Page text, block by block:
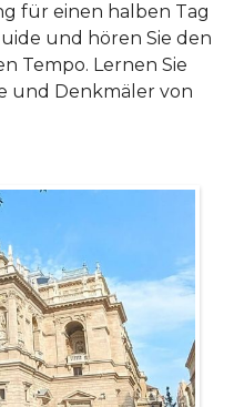
für einen halben Tag
und hören Sie den
Tempo. Lernen Sie
und Denkmäler von